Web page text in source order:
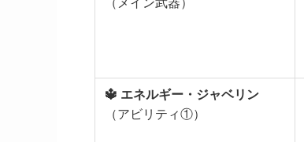
（メイン武器）
🔱 エネルギー・ジャベリン
（アビリティ①）